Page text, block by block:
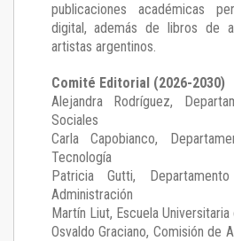
publicaciones académicas
digital, además de libros de
artistas argentinos.
Comité Editorial (2026-2030)
Alejandra Rodríguez,
Sociales
Carla Capobianco,
Tecnología
Patricia Gutti,
Administración
Martín Liut, Escuela
Osvaldo Graciano, Comisión de